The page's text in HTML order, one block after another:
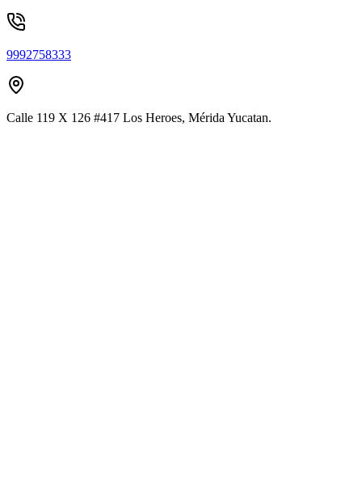
9992758333
Calle 119 X 126 #417 Los Heroes, Mérida Yucatan.